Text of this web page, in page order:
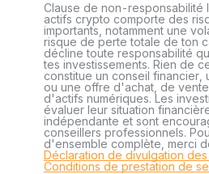
Clause de non-responsabilité
actifs crypto comporte des
importants, notamment une
risque de perte totale de ton
décline toute responsabilité
tes investissements. Rien de
constitue un conseil financier,
ou une offre d'achat, de
d'actifs numériques. Les
évaluer leur situation
indépendante et sont
conseillers professionnels.
d'ensemble complète, merci
Déclaration de divulgation
Conditions de prestation de